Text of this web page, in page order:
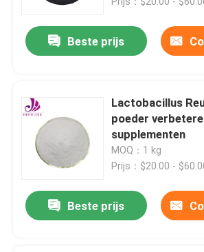
Beste prijs
Lactobacillus
poeder
supplementen
MOQ：1 kg
Prijs：$20.00 -
Beste prijs